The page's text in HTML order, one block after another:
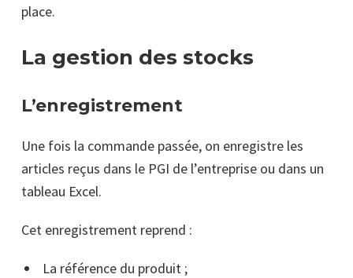
place.
La gestion des stocks
L’enregistrement
Une fois la commande passée, on enregistre les
articles reçus dans le PGI de l’entreprise ou dans un
tableau Excel.
Cet enregistrement reprend :
La référence du produit ;